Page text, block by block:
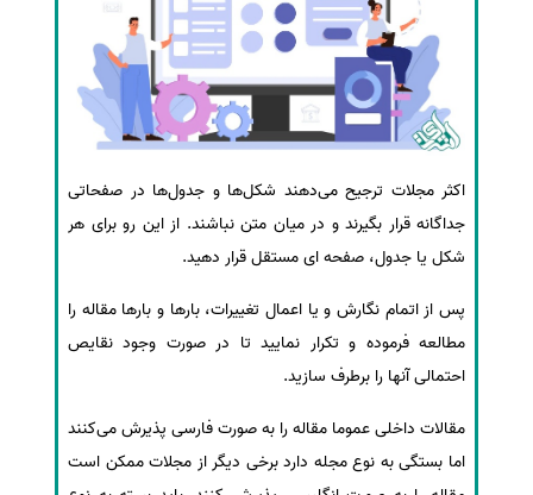
اکثر مجلات ترجیح می‌دهند شکل‌ها و جدول‌ها در صفحاتی
جداگانه قرار بگیرند و در میان متن نباشند. از این رو برای هر
شکل یا جدول، صفحه ای مستقل قرار دهید.
پس از اتمام نگارش و یا اعمال تغییرات، بارها و بارها مقاله را
مطالعه فرموده و تکرار نمایید تا در صورت وجود نقایص
احتمالی آنها را برطرف سازید.
مقالات داخلی عموما مقاله را به صورت فارسی پذیرش می‌کنند
اما بستگی به نوع مجله دارد برخی دیگر از مجلات ممکن است